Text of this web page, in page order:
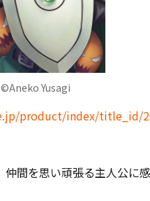
Yusagi
product/index/title_id/
仲間を思い頑張る主人公に